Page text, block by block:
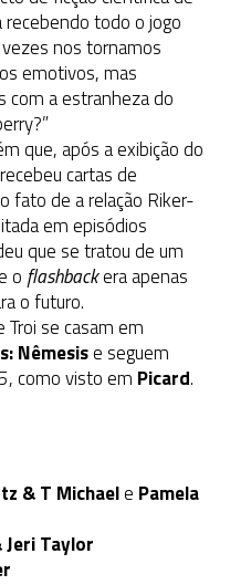
todo o jogo
nos tornamos
emotivos, mas
com a estranheza do
que, após a exibição do
cartas de
fato de a relação Riker-
em episódios
que se tratou de um
o flashbackera apenas
o futuro.
Troi se casam em
Nêmesise seguem
como visto em Picard.
& T Michaele Pamela
Jeri Taylor